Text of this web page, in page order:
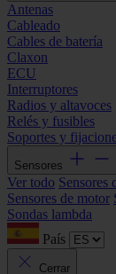
Antenas
Cableado
Cables de batería
Claxon
ECU
Interruptores
Radios y altavoces
Relés y fusibles
Soportes y
Sensores
Ver todo Sensores
Sensores de motor
Sondas lambda
País
Cerrar